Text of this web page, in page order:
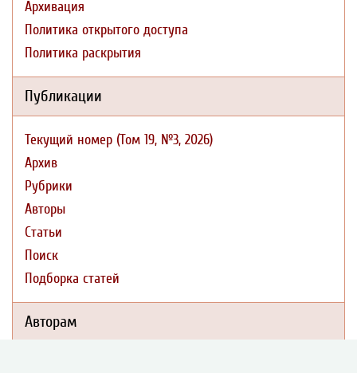
Архивация
Политика открытого доступа
Политика раскрытия
Публикации
Текущий номер (Том 19, №3, 2026)
Архив
Рубрики
Авторы
Статьи
Поиск
Подборка статей
Авторам